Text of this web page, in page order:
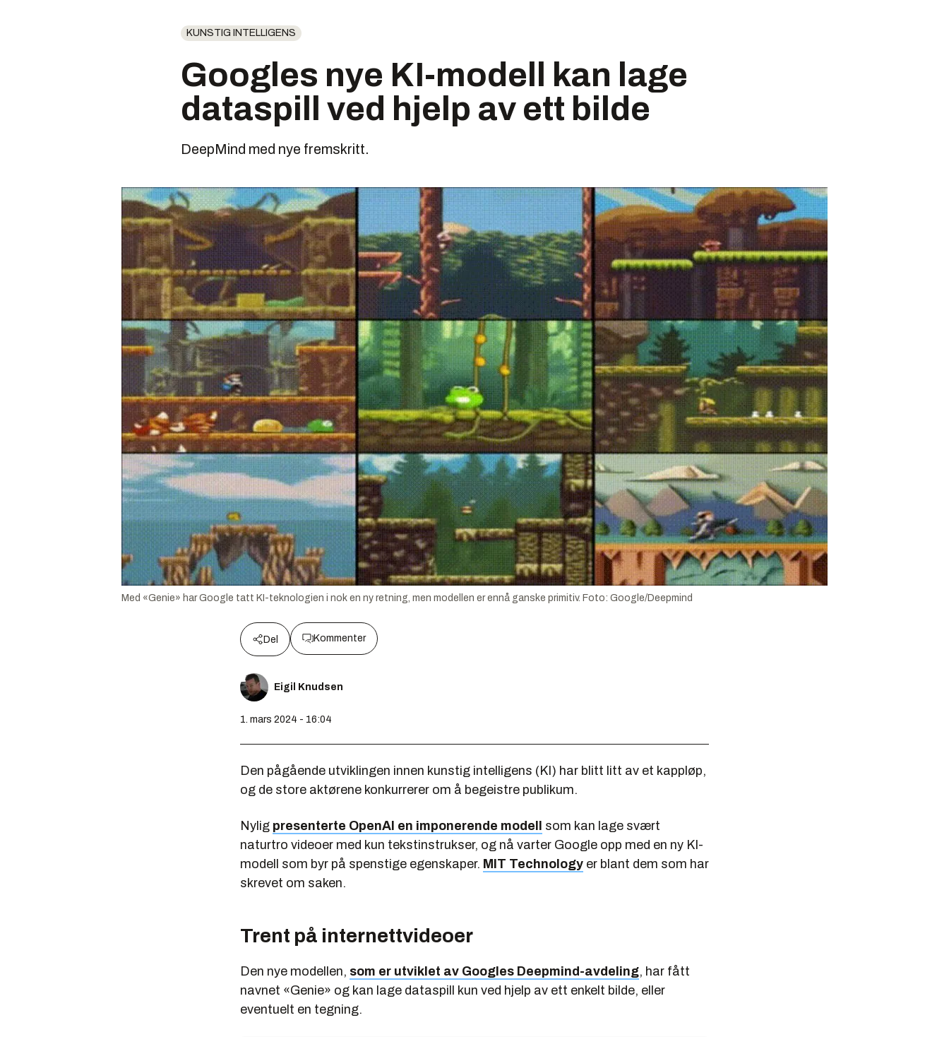
KUNSTIG INTELLIGENS
Googles nye KI-modell kan lage
dataspill ved hjelp av ett bilde
DeepMind med nye fremskritt.
Med «Genie» har Google tatt KI-teknologien i nok en ny retning, men modellen er ennå ganske primitiv. Foto: Google/Deepmind
Del Kommenter
Eigil Knudsen
1. mars 2024 - 16:04
Den pågående utviklingen innen kunstig intelligens (KI) har blitt litt av et kappløp,
og de store aktørene konkurrerer om å begeistre publikum.
Nylig presenterte OpenAI en imponerende modell
som kan lage svært
naturtro videoer med kun tekstinstrukser, og nå varter Google opp med en ny KI-
modell som byr på spenstige egenskaper. MIT Technology er blant dem som har
skrevet om saken.
Trent på internettvideoer
Den nye modellen, som er utviklet av Googles Deepmind-avdeling, har fått
navnet «Genie» og kan lage dataspill kun ved hjelp av ett enkelt bilde, eller
eventuelt en tegning.